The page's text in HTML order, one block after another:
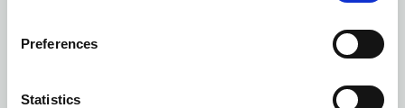
Preferences
Statistics